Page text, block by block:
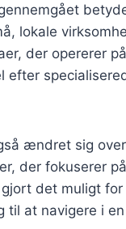
lokale
der opererer
ændret sig
der fokuserer
det muligt
at navigere i